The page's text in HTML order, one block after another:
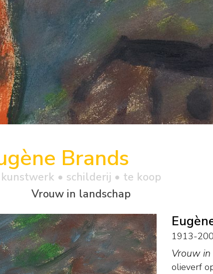
Brands
kunstwerk • schilderij • te koop
Vrouw in landschap
1913-
Vrouw in
olieverf